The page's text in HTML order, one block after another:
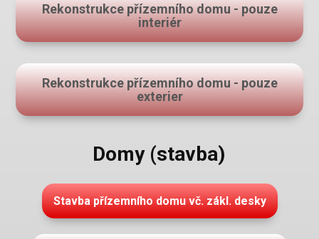
Rekonstrukce přízemního domu - pouze
interiér
Rekonstrukce přízemního domu - pouze
exterier
Domy (stavba)
Stavba přízemního domu vč. zákl. desky